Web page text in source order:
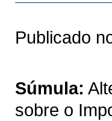
Publicado
Súmula:
sobre o